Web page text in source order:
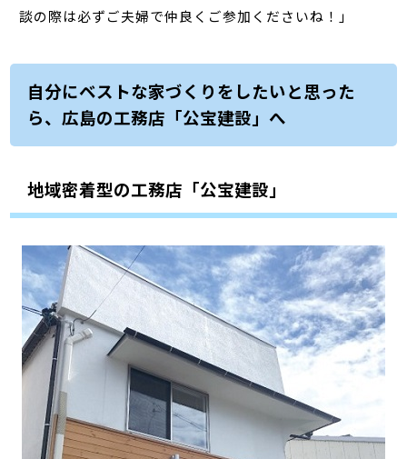
談の際は必ずご夫婦で仲良くご参加くださいね！」
自分にベストな家づくりをしたいと思った
ら、広島の工務店「公宝建設」へ
地域密着型の工務店「公宝建設」